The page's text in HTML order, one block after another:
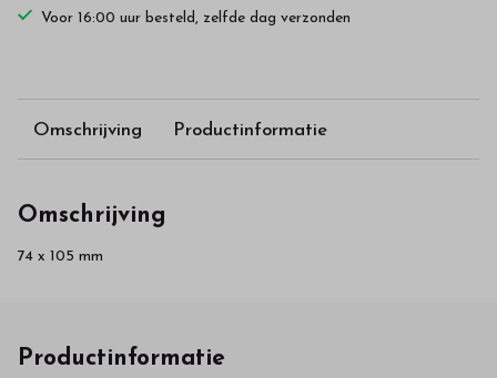
Voor 16:00 uur besteld, zelfde dag verzonden
Omschrijving Productinformatie
Omschrijving
74 x 105 mm
Productinformatie